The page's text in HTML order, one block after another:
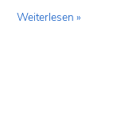
Herren)
Weiterlesen »